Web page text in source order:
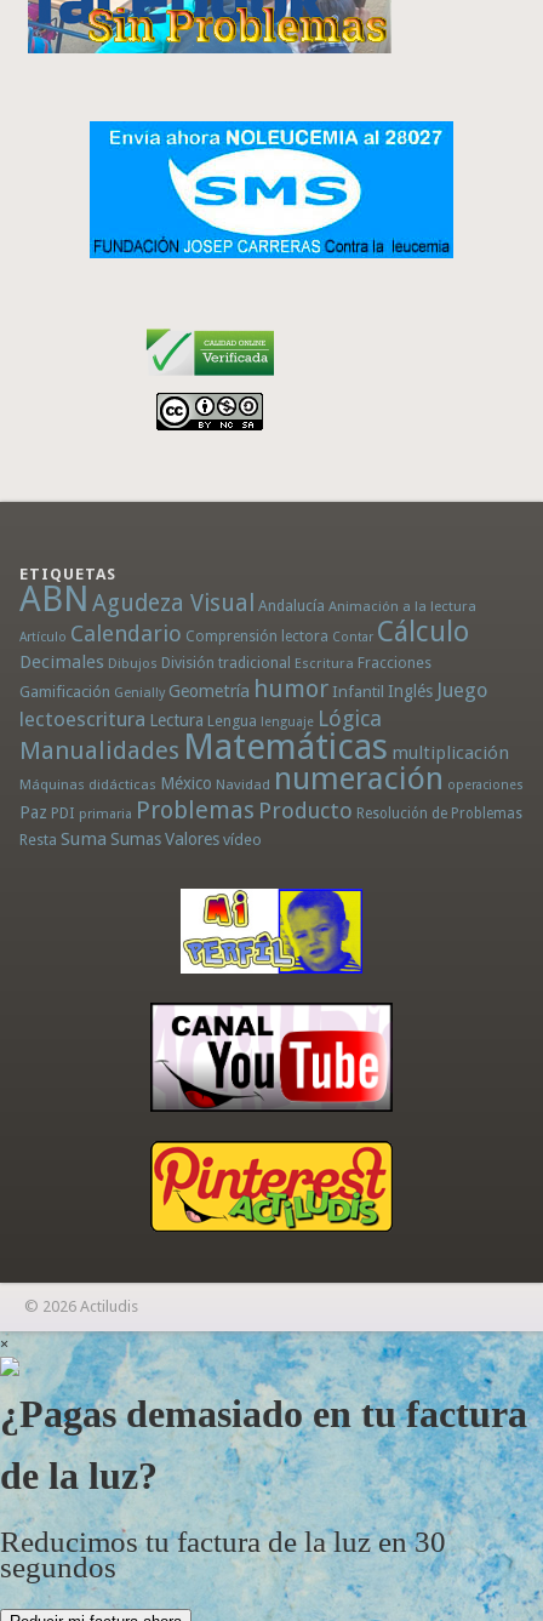
ETIQUETAS
ABN Agudeza Visual Andalucía Animación a la lectura
Artículo Calendario Comprensión lectora Contar Cálculo
Decimales Dibujos División tradicional Escritura Fracciones
Gamificación Genially Geometría humor Infantil Inglés Juego
lectoescritura Lectura Lengua lenguaje Lógica
Manualidades Matemáticas multiplicación
Máquinas didácticas México Navidad numeración operaciones
Paz PDI primaria Problemas Producto Resolución de Problemas
Resta Suma Sumas Valores vídeo
© 2026 Actiludis
×
¿Pagas demasiado en tu factura
de la luz?
Reducimos tu factura de la luz en 30
segundos